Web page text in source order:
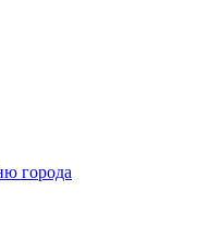
города